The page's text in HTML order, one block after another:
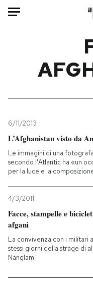
Mondo
Tecnologia
Internet
Scienza
Cultura
Economia
Sport
PODCAST
NEWSLETTER
6/11/2013
L’Afghanistan visto da
Le immagini di una
secondo l'Atlantic ha «un
per la luce e la
4/3/2011
Facce, stampelle e
afgani
La convivenza con i militari
stessi giorni della strage di
Nanglam